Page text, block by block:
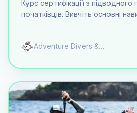
Курс сертифікації з підводного
початківців. Вивчіть основні
Adventure Divers & Activity Center